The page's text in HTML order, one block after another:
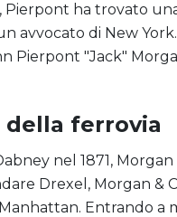
ha trovato
avvocato di New
Pierpont "Jack"
della ferrovia
nel 1871,
Drexel, Morgan &
Entrando a